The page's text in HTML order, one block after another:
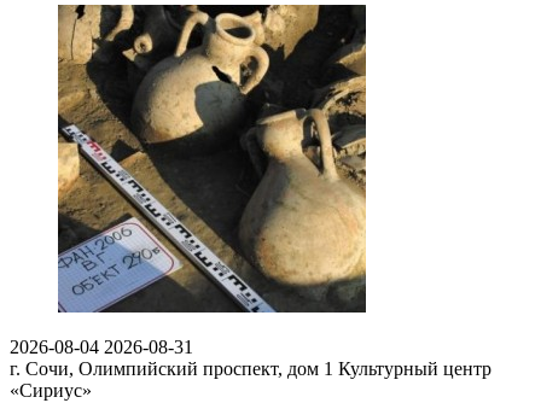
2026-08-04 2026-08-31
г. Сочи, Олимпийский проспект, дом 1 Культурный центр
«Сириус»